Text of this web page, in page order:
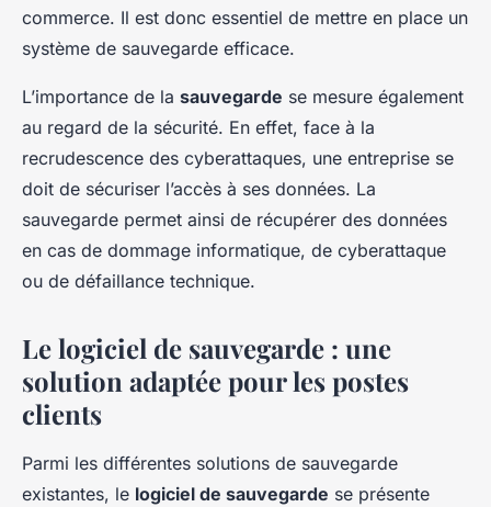
commerce. Il est donc essentiel de mettre en place un
système de sauvegarde efficace.
L’importance de la sauvegarde se mesure également
au regard de la sécurité. En effet, face à la
recrudescence des cyberattaques, une entreprise se
doit de sécuriser l’accès à ses données. La
sauvegarde permet ainsi de récupérer des données
en cas de dommage informatique, de cyberattaque
ou de défaillance technique.
Le logiciel de sauvegarde : une
solution adaptée pour les postes
clients
Parmi les différentes solutions de sauvegarde
existantes, le logiciel de sauvegarde se présente